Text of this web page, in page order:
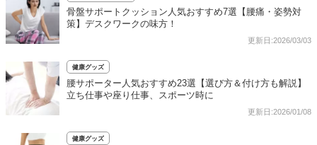
骨盤サポートクッション人気おすすめ7選【腰痛・姿勢対
策】デスクワークの味方！
更新日:2026/03/03
健康グッズ
腰サポーター人気おすすめ23選【選び方＆付け方も解説】
立ち仕事や座り仕事、スポーツ時に
更新日:2026/01/08
健康グッズ